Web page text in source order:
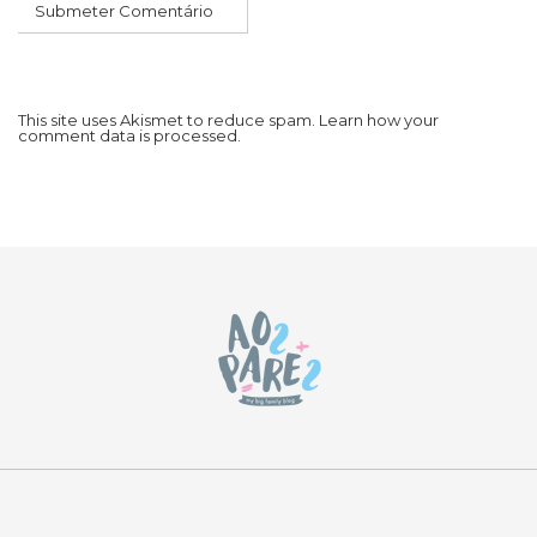
This site uses Akismet to reduce spam. Learn how your
comment data is processed.